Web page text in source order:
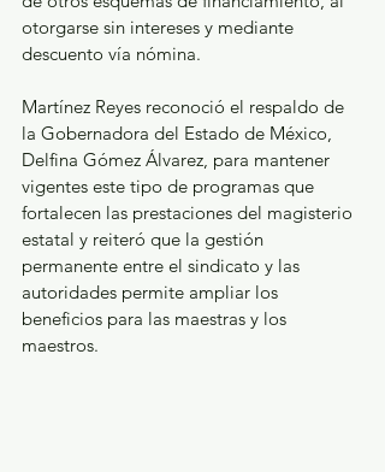
otorgarse sin intereses y mediante
descuento vía nómina.
Martínez Reyes reconoció el respaldo de
la Gobernadora del Estado de México,
Delfina Gómez Álvarez, para mantener
vigentes este tipo de programas que
fortalecen las prestaciones del magisterio
estatal y reiteró que la gestión
permanente entre el sindicato y las
autoridades permite ampliar los
beneficios para las maestras y los
maestros.